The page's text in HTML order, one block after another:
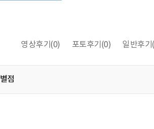
영상후기 (0) 포토후기 (0) 일반후기
별점